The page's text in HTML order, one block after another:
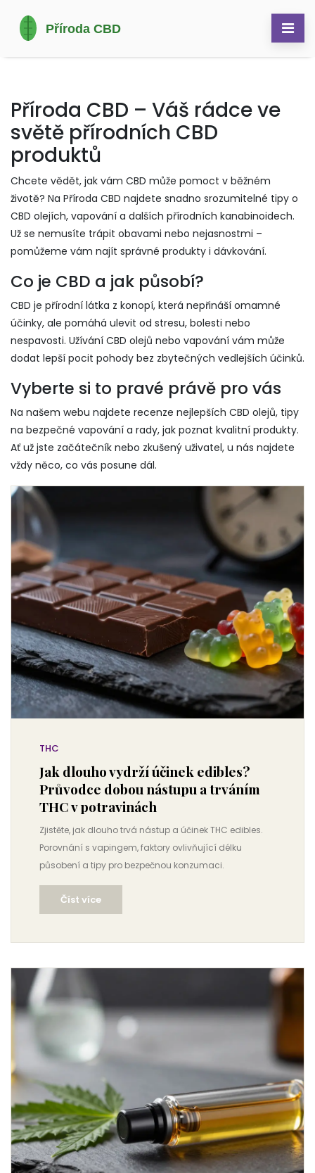
Příroda CBD – Váš rádce ve
světě přírodních CBD
produktů
Chcete vědět, jak vám CBD může pomoct v běžném
životě? Na Příroda CBD najdete snadno srozumitelné tipy o
CBD olejích, vapování a dalších přírodních kanabinoidech.
Už se nemusíte trápit obavami nebo nejasnostmi –
pomůžeme vám najít správné produkty i dávkování.
Co je CBD a jak působí?
CBD je přírodní látka z konopí, která nepřináší omamné
účinky, ale pomáhá ulevit od stresu, bolesti nebo
nespavosti. Užívání CBD olejů nebo vapování vám může
dodat lepší pocit pohody bez zbytečných vedlejších účinků.
Vyberte si to pravé právě pro vás
Na našem webu najdete recenze nejlepších CBD olejů, tipy
na bezpečné vapování a rady, jak poznat kvalitní produkty.
Ať už jste začátečník nebo zkušený uživatel, u nás najdete
vždy něco, co vás posune dál.
THC
Jak dlouho vydrží účinek edibles?
Průvodce dobou nástupu a trváním
THC v potravinách
Zjistěte, jak dlouho trvá nástup a účinek THC edibles.
Porovnání s vapingem, faktory ovlivňující délku
působení a tipy pro bezpečnou konzumaci.
Číst více